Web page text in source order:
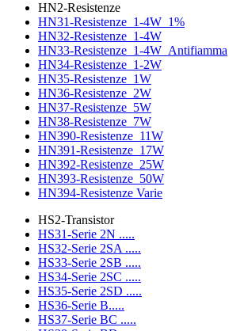
HN2-Resistenze
HN31-Resistenze_1-4W_1%
HN32-Resistenze_1-4W
HN33-Resistenze_1-4W_Antifiamma
HN34-Resistenze_1-2W
HN35-Resistenze_1W
HN36-Resistenze_2W
HN37-Resistenze_5W
HN38-Resistenze_7W
HN390-Resistenze_11W
HN391-Resistenze_17W
HN392-Resistenze_25W
HN393-Resistenze_50W
HN394-Resistenze Varie
HS2-Transistor
HS31-Serie 2N .....
HS32-Serie 2SA .....
HS33-Serie 2SB .....
HS34-Serie 2SC .....
HS35-Serie 2SD .....
HS36-Serie B.....
HS37-Serie BC .....